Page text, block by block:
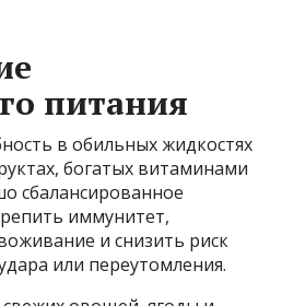
питания
в обильных жидкостях
богатых витаминами
сбалансированное
иммунитет,
и снизить риск
или переутомления.